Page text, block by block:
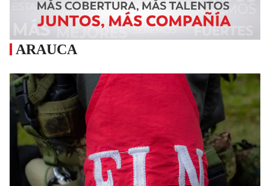
ARAUCA